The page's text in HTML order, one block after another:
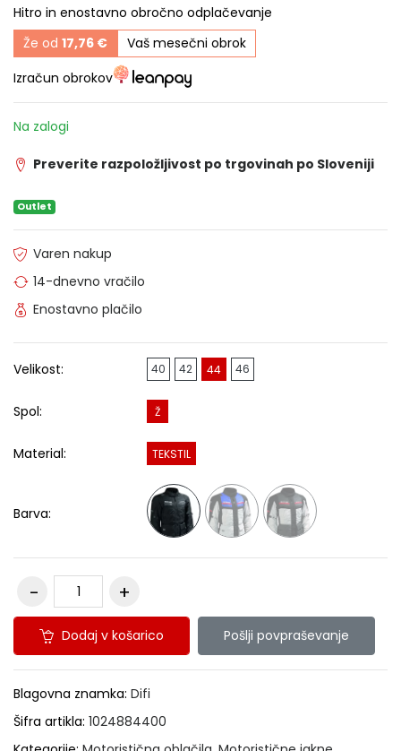
Hitro in enostavno obročno odplačevanje
Že od 17,76 €
Vaš mesečni obrok
Izračun obrokov
Na zalogi
Preverite razpoložljivost po trgovinah po Sloveniji
Outlet
Varen nakup
14-dnevno vračilo
Enostavno plačilo
Velikost: 40 42 44 46
Spol: Ž
Material: TEKSTIL
Barva:
Dodaj v košarico Pošlji povpraševanje
Blagovna znamka: Difi
Šifra artikla: 1024884400